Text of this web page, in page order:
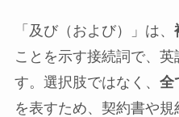
「及び（および）」は、
ことを示す接続詞で、
す。選択肢ではなく、 全
を表すため、契約書や